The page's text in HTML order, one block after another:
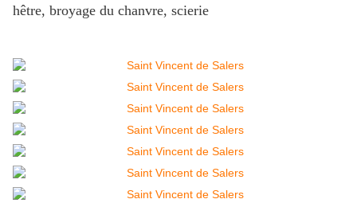
hêtre, broyage du chanvre, scierie